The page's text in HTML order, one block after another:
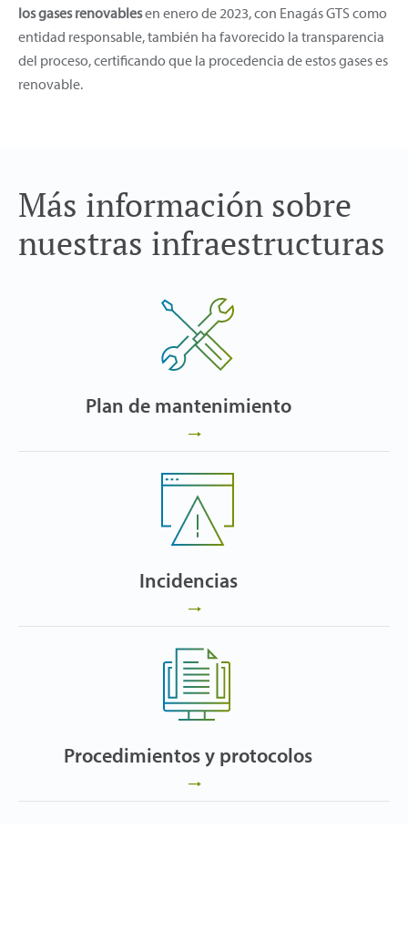
los gases renovablesen enero de 2023, con Enagás GTS como
entidad responsable, también ha favorecido la transparencia
del proceso, certificando que la procedencia de estos gases es
renovable.
Más información sobre
nuestras infraestructuras
Plan de mantenimiento
Incidencias
Procedimientos y protocolos